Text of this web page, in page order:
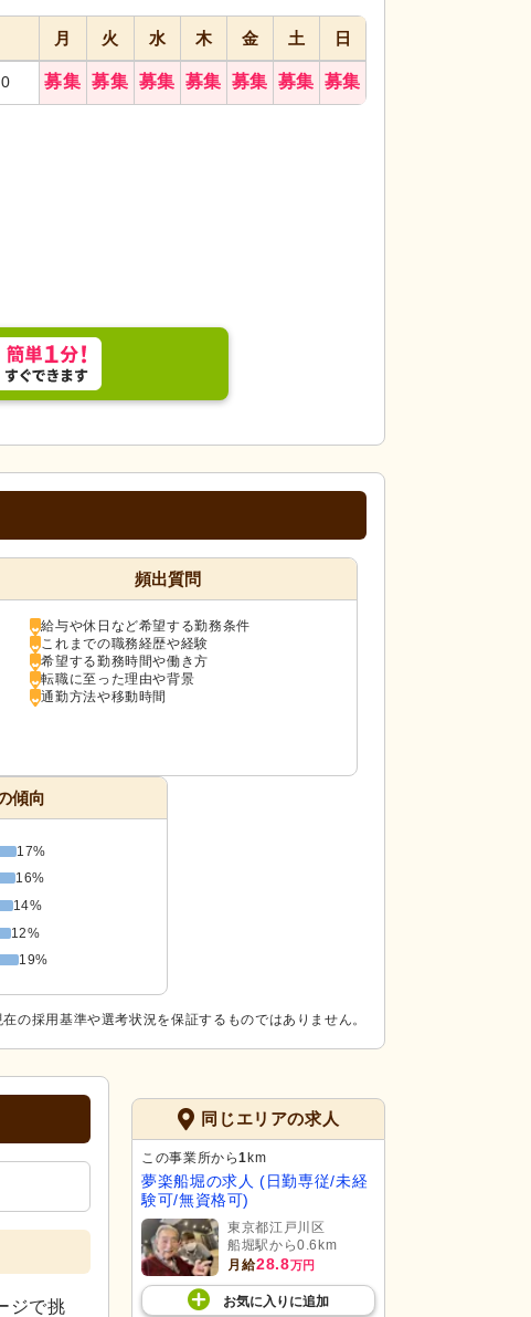
月 火 水 木 金 土 日
募集 募集 募集 募集 募集 募集 募集
頻出質問
給与や休日など希望する勤務条件
これまでの職務経歴や経験
希望する勤務時間や働き方
転職に至った理由や背景
通勤方法や移動時間
傾向
17%
16%
14%
12%
19%
の採用基準や選考状況を保証するものではありません。
ジで挑
同じエリアの求人
この事業所から1 km
夢楽船堀の求人 (日勤専従/未経
験可/無資格可)
東京都江戸川区
船堀駅から0.6km
月給28.8万円
お気に入り に追加